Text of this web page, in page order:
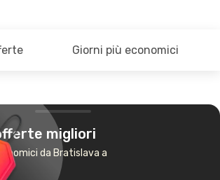
Giorni più economici
migliori
da Bratislava a